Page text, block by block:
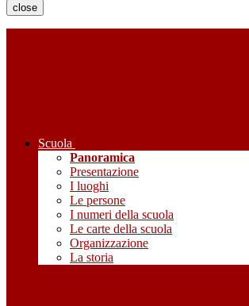
close
Scuola
Panoramica
Presentazione
I luoghi
Le persone
I numeri della scuola
Le carte della scuola
Organizzazione
La storia